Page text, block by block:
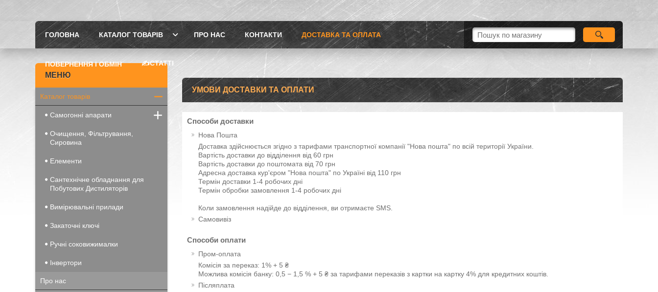
ГОЛОВНА КАТАЛОГ ТОВАРІВ ПРО НАС КОНТАКТИ ДОСТАВКА ТА ОПЛАТА
ПОВЕРНЕННЯ І ОБМІН ✍️СТАТТІ
УМОВИ ДОСТАВКИ ТА ОПЛАТИ
Способи доставки
Нова Пошта
Доставка здійснюється згідно з тарифами транспортної компанії "Нова пошта" по всій території України.
Вартість доставки до відділення від 60 грн
Вартість доставки до поштомата від 70 грн
Адресна доставка кур'єром "Нова пошта" по Україні від 110 грн
Термін доставки 1-4 робочих дні
Термін обробки замовлення 1-4 робочих дні
Коли замовлення надійде до відділення, ви отримаєте SMS.
Самовивіз
Способи оплати
Пром-оплата
Комісія за переказ: 1% + 5 ₴
Можлива комісія банку: 0,5 − 1,5 % + 5 ₴ за тарифами переказів з картки на картку 4% для кредитних коштів.
Післяплата
Каталог товарів
Самогонні апарати
Очищення, Фільтрування,
Сировина
Елементи
Сантехнічне обладнання для
Побутових Дистиляторів
Вимірювальні прилади
Закаточні ключі
Ручні соковижималки
Інвертори
Про нас